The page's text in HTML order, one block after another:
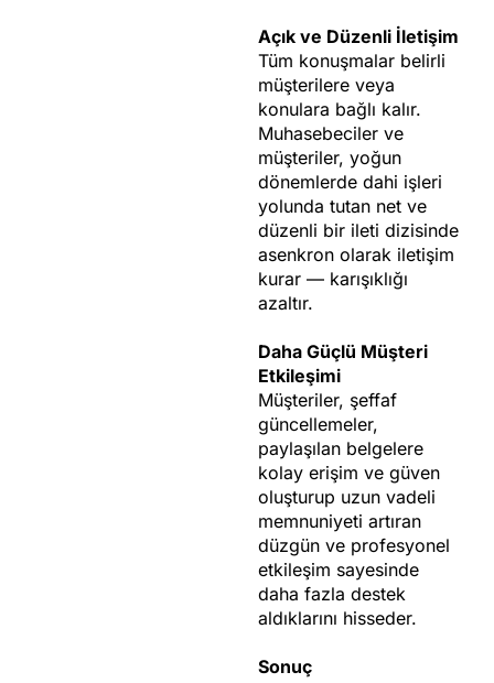
Açık ve Düzenli İletişim
Tüm konuşmalar belirli
müşterilere veya
konulara bağlı kalır.
Muhasebeciler ve
müşteriler, yoğun
dönemlerde dahi işleri
yolunda tutan net ve
düzenli bir ileti dizisinde
asenkron olarak iletişim
kurar — karışıklığı
azaltır.
Daha Güçlü Müşteri
Etkileşimi
Müşteriler, şeffaf
güncellemeler,
paylaşılan belgelere
kolay erişim ve güven
oluşturup uzun vadeli
memnuniyeti artıran
düzgün ve profesyonel
etkileşim sayesinde
daha fazla destek
aldıklarını hisseder.
Sonuç